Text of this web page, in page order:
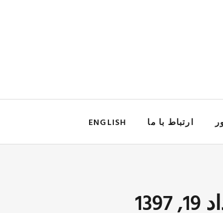
ارتباط با ما ENGLISH